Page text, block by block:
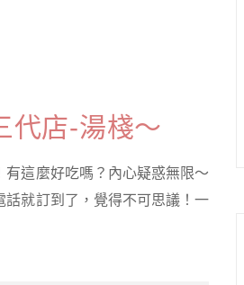
代店-湯棧～
這麼好吃嗎？內心疑惑無限～
就訂到了，覺得不可思議！一